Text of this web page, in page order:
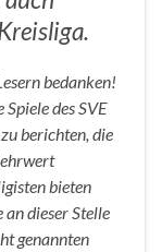
bedanken!
des SVE
berichten, die
bieten
an dieser Stelle
genannten